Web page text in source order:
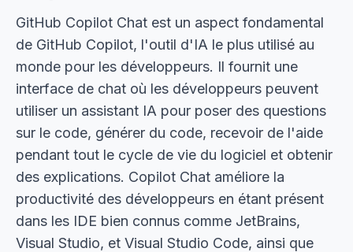
GitHub Copilot Chat est un aspect fondamental
de GitHub Copilot, l'outil d'IA le plus utilisé au
monde pour les développeurs. Il fournit une
interface de chat où les développeurs peuvent
utiliser un assistant IA pour poser des questions
sur le code, générer du code, recevoir de l'aide
pendant tout le cycle de vie du logiciel et obtenir
des explications. Copilot Chat améliore la
productivité des développeurs en étant présent
dans les IDE bien connus comme JetBrains,
Visual Studio, et Visual Studio Code, ainsi que